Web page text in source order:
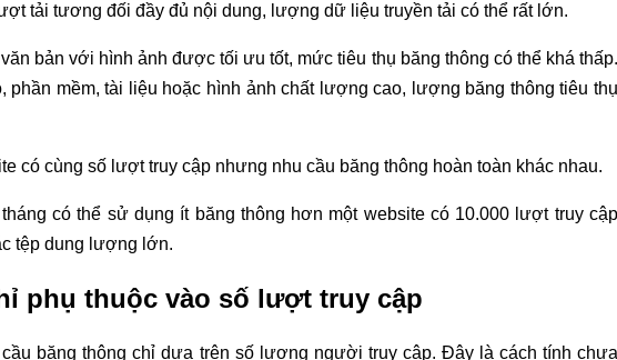
tải tương đối đầy đủ nội dung, lượng dữ liệu truyền tải có thể rất lớn.
bản với hình ảnh được tối ưu tốt, mức tiêu thụ băng thông có thể khá thấp.
phần mềm, tài liệu hoặc hình ảnh chất lượng cao, lượng băng thông tiêu thụ
có cùng số lượt truy cập nhưng nhu cầu băng thông hoàn toàn khác nhau.
có thể sử dụng ít băng thông hơn một website có 10.000 lượt truy cập
tệp dung lượng lớn.
phụ thuộc vào số lượt truy cập
băng thông chỉ dựa trên số lượng người truy cập. Đây là cách tính chưa